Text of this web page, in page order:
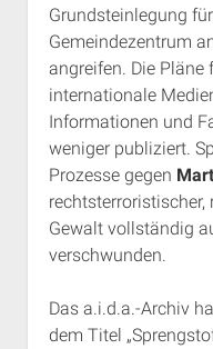
Grundsteinlegung
Gemeindezentrum
angreifen. Die Pläne
internationale
Informationen und
weniger publiziert.
Prozesse gegen
Gewalt vollständig
verschwunden.
Das a.i.d.a.-Archiv
dem Titel